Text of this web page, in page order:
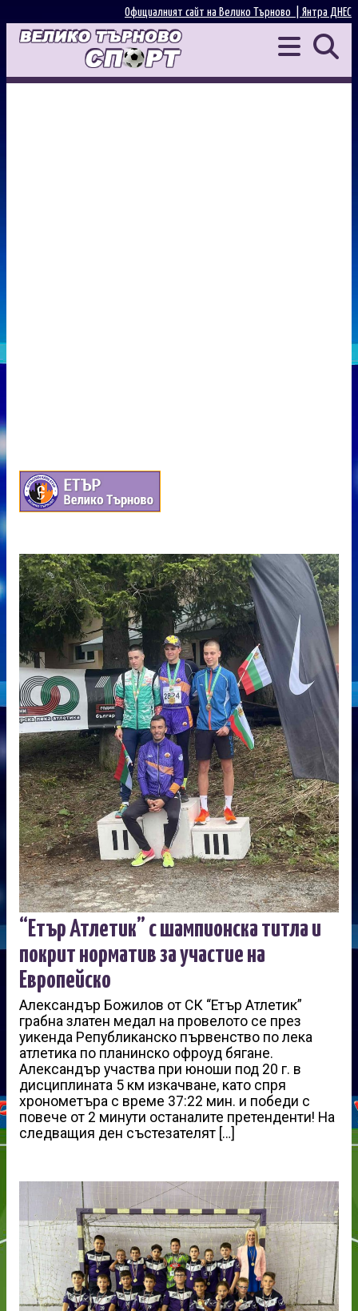
Янтра ДНЕС
Официалният сайт на Велико Търново |
“Етър Атлетик” с шампионска титла и
покрит норматив за участие на
Европейско
Александър Божилов от СК “Етър Атлетик”
грабна златен медал на провелото се през
уикенда Републиканско първенство по лека
атлетика по планинско офроуд бягане.
Александър участва при юноши под 20 г. в
дисциплината 5 км изкачване, като спря
хронометъра с време 37:22 мин. и победи с
повече от 2 минути останалите претенденти! На
следващия ден състезателят […]